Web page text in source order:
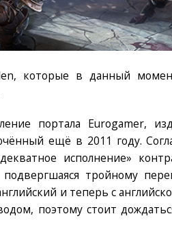
которые в данный
портала Eurogamer,
ещё в 2011 году.
исполнение»
тройному
и теперь с
поэтому стоит